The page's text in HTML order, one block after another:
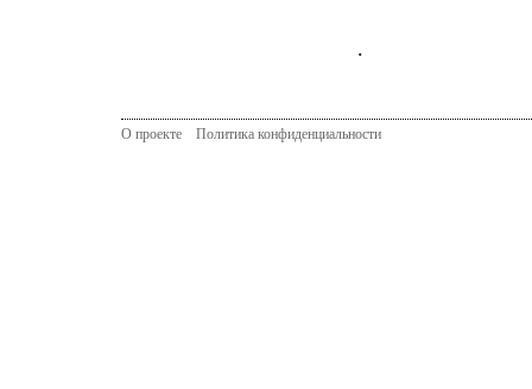
.
О проекте Политика конфиденциальности